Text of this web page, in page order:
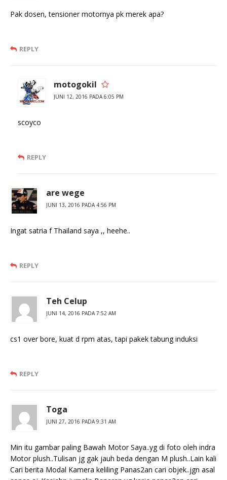
Pak dosen, tensioner motornya pk merek apa?
REPLY
motogokil
JUNI 12, 2016 PADA 6:05 PM
scoyco
REPLY
are wege
JUNI 13, 2016 PADA 4:56 PM
Ingat satria f Thailand saya ,, heehe..
REPLY
Teh Celup
JUNI 14, 2016 PADA 7:52 AM
cs1 over bore, kuat d rpm atas, tapi pakek tabung induksi
REPLY
Toga
JUNI 27, 2016 PADA 9:31 AM
Min itu gambar paling Bawah Motor Saya..yg di foto oleh indra
Motor plush..Tulisan jg gak jauh beda dengan M plush..Lain kali
Cari berita Modal Kamera keliling Panas2an cari objek..jgn asal